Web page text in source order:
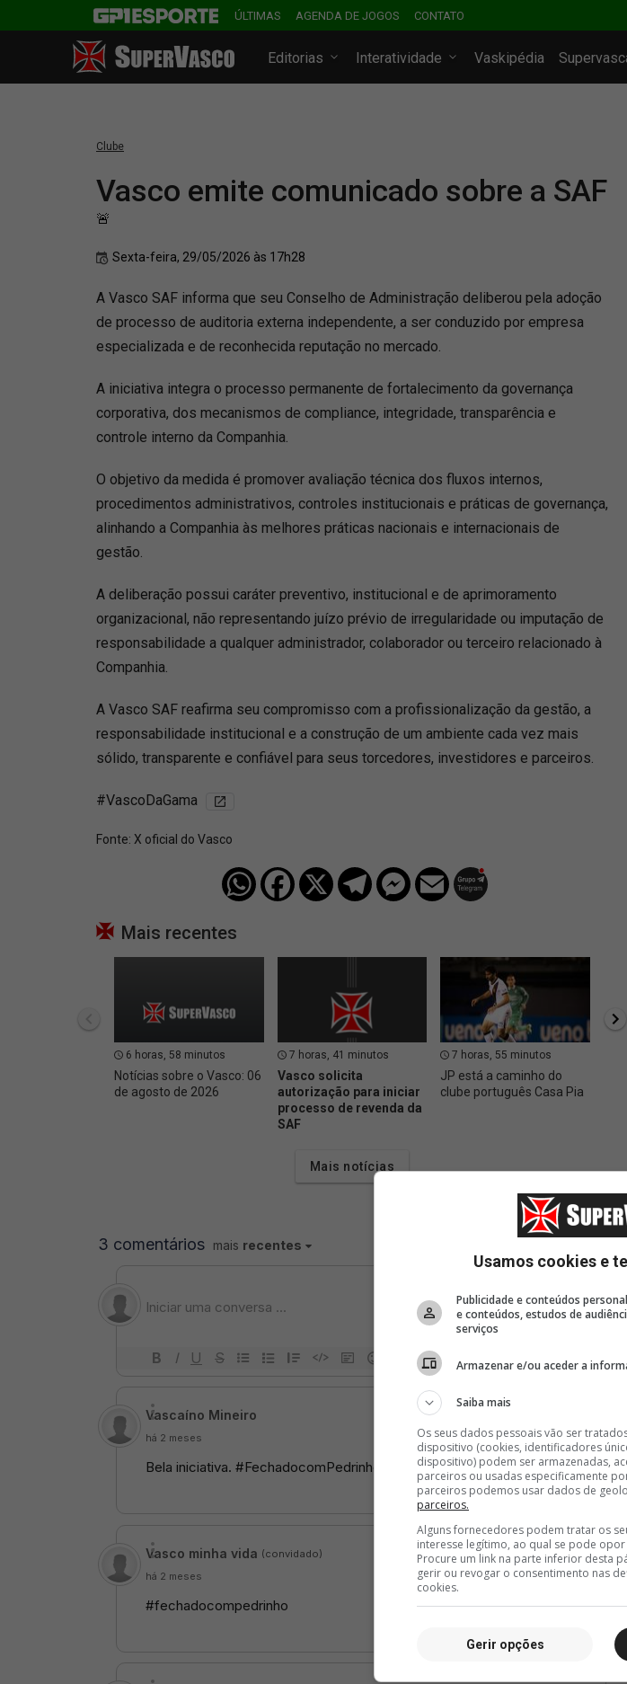
ÚLTIMAS AGENDA DE JOGOS CONTATO
Editorias Interatividade Vaskipédia
Clube
Vasco emite comunicado sobre a SAF
🚨
Sexta-feira, 29/05/2026 às 17h28
A Vasco SAF informa que seu Conselho de Administração deliberou pela adoção
de processo de auditoria externa independente, a ser conduzido por empresa
especializada e de reconhecida reputação no mercado.
A iniciativa integra o processo permanente de fortalecimento da governança
corporativa, dos mecanismos de compliance, integridade, transparência e
controle interno da Companhia.
O objetivo da medida é promover avaliação técnica dos fluxos internos,
procedimentos administrativos, controles institucionais e práticas de governança,
alinhando a Companhia às melhores práticas nacionais e internacionais de
gestão.
A deliberação possui caráter preventivo, institucional e de aprimoramento
organizacional, não representando juízo prévio de irregularidade ou imputação de
responsabilidade a qualquer administrador, colaborador ou terceiro relacionado à
Companhia.
A Vasco SAF reafirma seu compromisso com a profissionalização da gestão, a
responsabilidade institucional e a construção de um ambiente cada vez mais
sólido, transparente e confiável para seus torcedores, investidores e parceiros.
#VascoDaGama
Fonte: X oficial do Vasco
Mais recentes
6 horas, 58 minutos
Notícias sobre o Vasco: 06
de agosto de 2026
7 horas, 41 minutos
Vasco solicita
autorização para iniciar
processo de revenda da
SAF
7 horas, 55 minutos
JP está a caminho do
clube português Casa Pia
8
Mais notícias
Usamos cookies e
Publicidade e conteúdos
e conteúdos, estudos de
serviços
Armazenar e/ou aceder a
Saiba mais
Os seus dados pessoais vão ser
dispositivo (cookies, identificadores
dispositivo) podem ser armazenadas,
parceiros ou usadas especificamente
parceiros podemos usar dados de
parceiros.
Alguns fornecedores podem tratar os
interesse legítimo, ao qual se pode
Procure um link na parte inferior desta
gerir ou revogar o consentimento nas
cookies.
Gerir opções